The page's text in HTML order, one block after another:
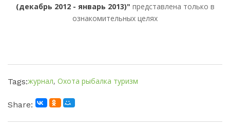
(декабрь 2012 - январь 2013)" представлена только в
ознакомительных целях
Tags:журнал, Охота рыбалка туризм
Share: